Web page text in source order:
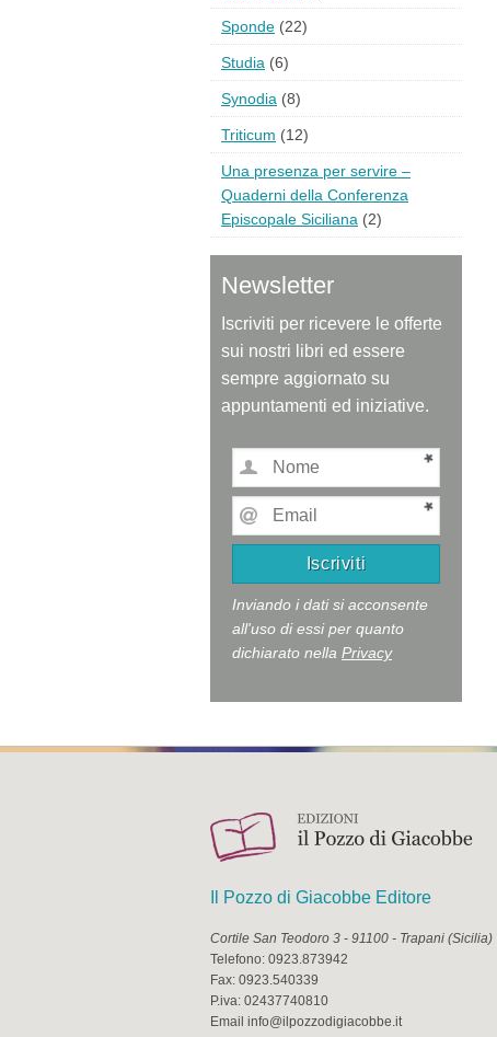
Sponde (22)
Studia (6)
Synodia (8)
Triticum (12)
Una presenza per servire –
Quaderni della Conferenza
Episcopale Siciliana (2)
Newsletter
Iscriviti per ricevere le offerte
sui nostri libri ed essere
sempre aggiornato su
appuntamenti ed iniziative.
Inviando i dati si acconsente
all'uso di essi per quanto
dichiarato nella Privacy
Il Pozzo di Giacobbe Editore
Cortile San Teodoro 3 - 91100 - Trapani (Sicilia)
Telefono: 0923.873942
Fax: 0923.540339
P.iva: 02437740810
Email info@ilpozzodigiacobbe.it